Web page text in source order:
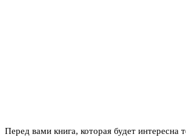
Перед вами книга, которая будет интересна